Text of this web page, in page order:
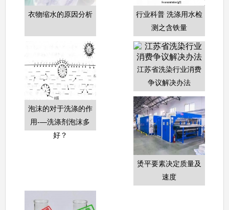
衣物缩水的原因分析
行业科普 洗涤用水检
测之含铁量
泡沫的对于洗涤的作
用-—洗涤剂泡沫多
好？
江苏省洗染行业消费
争议解决办法
烫平要素决定质量及
速度